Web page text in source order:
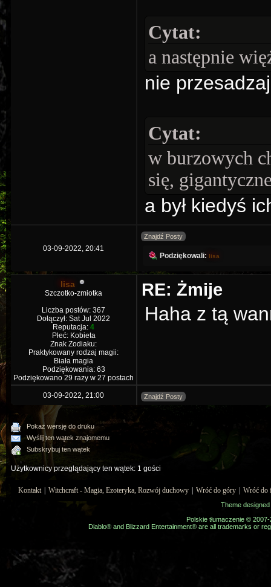
Cytat:
a następnie
nie
Cytat:
w burzowych
się,
a był kiedyś
03-09-2022, 20:41
Znajdź Posty
Podziękowali: lisa
lisa
Szczotko-zmiotka
Liczba postów: 367
Dołączył: Sat Jul 2022
Reputacja: 4
Płeć: Kobieta
Znak Zodiaku:
Praktykowany rodzaj magii:
Biała magia
Podziękowania: 63
Podziękowano 29 razy w 27 postach
RE: Żmije
Haha z tą
03-09-2022, 21:00 Znajdź Posty
Pokaż wersję do druku
Wyślij ten wątek znajomemu
Subskrybuj ten wątek
Użytkownicy przeglądający ten wątek: 1 gości
Kontakt Witchcraft - Magia, Ezoteryka, Rozwój duchowy Wróć do góry Wróć do
Theme
Polskie tłumaczenie ©
Diablo® and Blizzard Entertainment® are all trademarks or